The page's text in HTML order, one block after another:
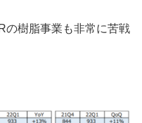
の樹脂事業も非常に苦戦